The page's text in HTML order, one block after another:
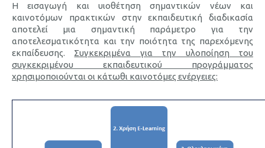
Η εισαγωγή και υιοθέτηση σημαντικών νέων και
καινοτόμων πρακτικών στην εκπαιδευτική διαδικασία
αποτελεί μια σημαντική παράμετρο για την
αποτελεσματικότητα και την ποιότητα της παρεχόμενης
εκπαίδευσης. Συγκεκριμένα για την υλοποίηση του
συγκεκριμένου εκπαιδευτικού προγράμματος
χρησιμοποιούνται οι κάτωθι καινοτόμες ενέργειες: